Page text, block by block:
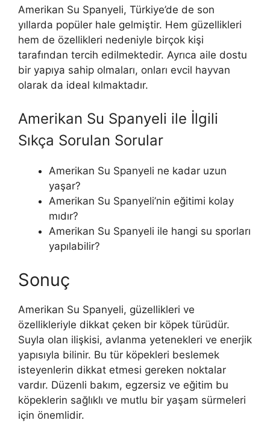
Amerikan Su Spanyeli, Türkiye’de de son
yıllarda popüler hale gelmiştir. Hem güzellikleri
hem de özellikleri nedeniyle birçok kişi
tarafından tercih edilmektedir. Ayrıca aile dostu
bir yapıya sahip olmaları, onları evcil hayvan
olarak da ideal kılmaktadır.
Amerikan Su Spanyeli ile İlgili
Sıkça Sorulan Sorular
Amerikan Su Spanyeli ne kadar uzun
yaşar?
Amerikan Su Spanyeli’nin eğitimi kolay
mıdır?
Amerikan Su Spanyeli ile hangi su sporları
yapılabilir?
Sonuç
Amerikan Su Spanyeli, güzellikleri ve
özellikleriyle dikkat çeken bir köpek türüdür.
Suyla olan ilişkisi, avlanma yetenekleri ve enerjik
yapısıyla bilinir. Bu tür köpekleri beslemek
isteyenlerin dikkat etmesi gereken noktalar
vardır. Düzenli bakım, egzersiz ve eğitim bu
köpeklerin sağlıklı ve mutlu bir yaşam sürmeleri
için önemlidir.